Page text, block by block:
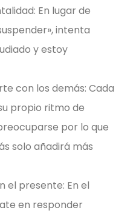
En lugar de
intenta
y estoy
con los demás: Cada
propio ritmo de
por lo que
solo añadirá más
el presente: En el
en responder